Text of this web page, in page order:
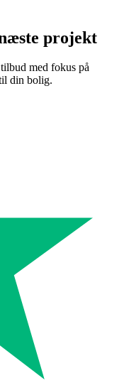
projekt
med fokus på
din bolig.